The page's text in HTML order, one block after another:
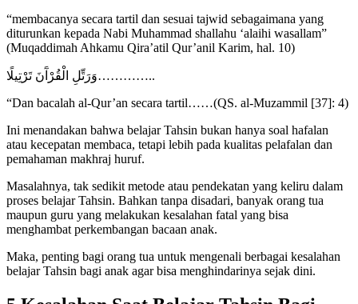
“membacanya secara tartil dan sesuai tajwid sebagaimana yang
diturunkan kepada Nabi Muhammad shallahu ‘alaihi wasallam”
(Muqaddimah Ahkamu Qira’atil Qur’anil Karim, hal. 10)
وَرَتِّلِ الْقُرْآَنَ تَرْتِيلًا…………..
“Dan bacalah al-Qur’an secara tartil……(QS. al-Muzammil [37]: 4)
Ini menandakan bahwa belajar Tahsin bukan hanya soal hafalan
atau kecepatan membaca, tetapi lebih pada kualitas pelafalan dan
pemahaman makhraj huruf.
Masalahnya, tak sedikit metode atau pendekatan yang keliru dalam
proses belajar Tahsin. Bahkan tanpa disadari, banyak orang tua
maupun guru yang melakukan kesalahan fatal yang bisa
menghambat perkembangan bacaan anak.
Maka, penting bagi orang tua untuk mengenali berbagai kesalahan
belajar Tahsin bagi anak agar bisa menghindarinya sejak dini.